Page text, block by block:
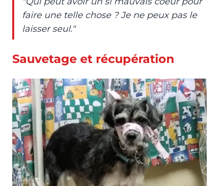
faire une telle chose ? Je ne peux pas le
laisser seul."
Sauvetage et récupération